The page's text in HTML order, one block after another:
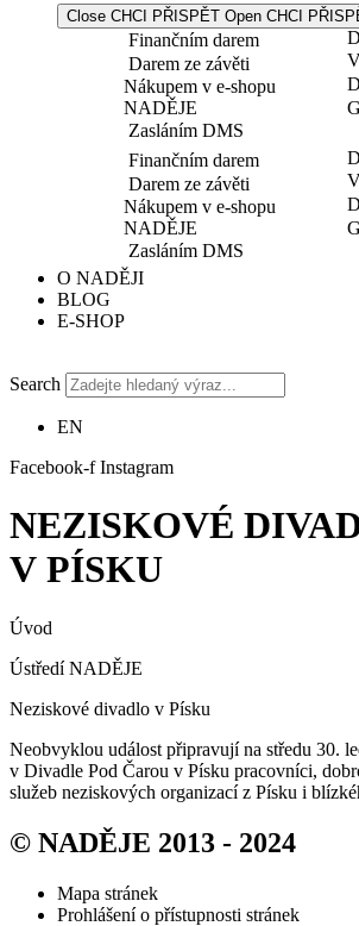
Close CHCI PŘISPĚT Open CHCI
Finančním darem
Darem ze závěti
Nákupem v e-shopu
NADĚJE
Zasláním DMS
Finančním darem
Darem ze závěti
Nákupem v e-shopu
NADĚJE
Zasláním DMS
O NADĚJI
BLOG
E-SHOP
Search
EN
Facebook-f Instagram
NEZISKOVÉ
V PÍSKU
Úvod
Ústředí NADĚJE
Neziskové divadlo v Písku
Neobvyklou událost připravují na středu 30.
v Divadle Pod Čarou v Písku pracovníci,
služeb neziskových organizací z Písku i
© NADĚJE 2013 - 2024
Mapa stránek
Prohlášení o přístupnosti stránek